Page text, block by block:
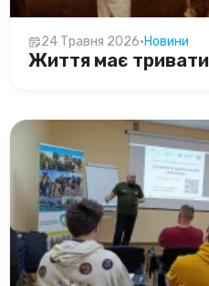
24 Травня 2026•Новини
Життя має тривати